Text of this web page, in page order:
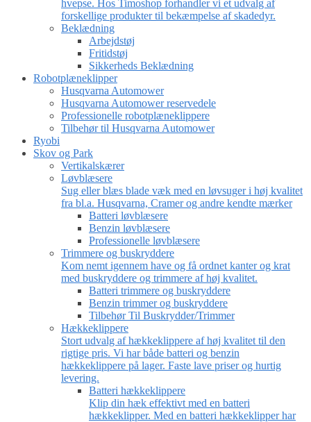
hvepse. Hos Timoshop forhandler vi et udvalg af
forskellige produkter til bekæmpelse af skadedyr.
Beklædning
Arbejdstøj
Fritidstøj
Sikkerheds Beklædning
Robotplæneklipper
Husqvarna Automower
Husqvarna Automower reservedele
Professionelle robotplæneklippere
Tilbehør til Husqvarna Automower
Ryobi
Skov og Park
Vertikalskærer
Løvblæsere
Sug eller blæs blade væk med en løvsuger i høj kvalitet
fra bl.a. Husqvarna, Cramer og andre kendte mærker
Batteri løvblæsere
Benzin løvblæsere
Professionelle løvblæsere
Trimmere og buskryddere
Kom nemt igennem have og få ordnet kanter og krat
med buskryddere og trimmere af høj kvalitet.
Batteri trimmere og buskryddere
Benzin trimmer og buskryddere
Tilbehør Til Buskrydder/Trimmer
Hækkeklippere
Stort udvalg af hækkeklippere af høj kvalitet til den
rigtige pris. Vi har både batteri og benzin
hækkeklippere på lager. Faste lave priser og hurtig
levering.
Batteri hækkeklippere
Klip din hæk effektivt med en batteri
hækkeklipper. Med en batteri hækkeklipper har